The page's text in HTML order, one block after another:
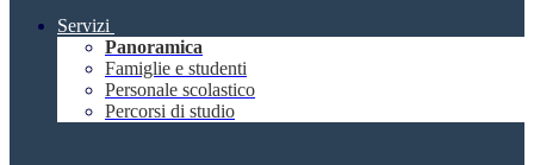
Servizi
Panoramica
Famiglie e studenti
Personale scolastico
Percorsi di studio